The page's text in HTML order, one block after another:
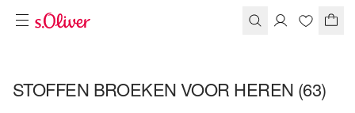
STOFFEN BROEKEN VOOR HEREN (63)